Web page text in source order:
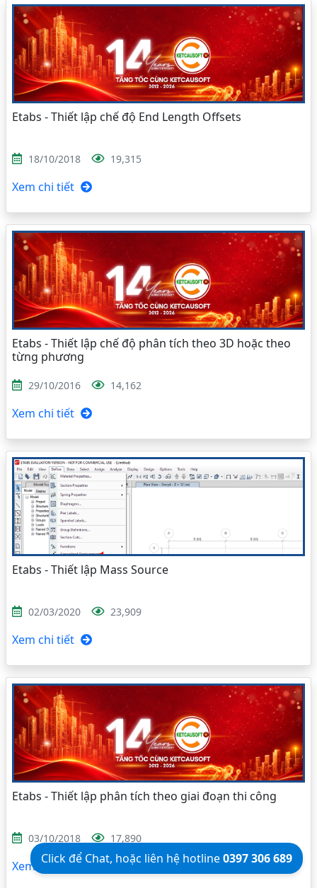
Etabs - Thiết lập chế độ End Length Offsets
18/10/2018 19,315
Xem chi tiết
Etabs - Thiết lập chế độ phân tích theo 3D hoặc theo
từng phương
29/10/2016 14,162
Xem chi tiết
Etabs - Thiết lập Mass Source
02/03/2020 23,909
Xem chi tiết
Etabs - Thiết lập phân tích theo giai đoạn thi công
03/10/2018 17,890
Xem chi tiếtClick để Chat, hoặc liên hệ hotline0397 306 689